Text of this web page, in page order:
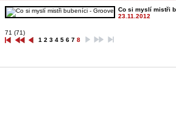
Co si myslí mistři
23.11.2012
71 (71)
1 2 3 4 5 6 7 8